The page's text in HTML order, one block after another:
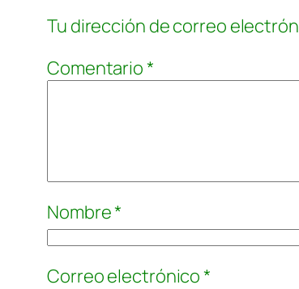
Tu dirección de correo
Comentario*
Nombre*
Correo electrónico*